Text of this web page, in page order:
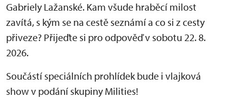
Gabriely Lažanské. Kam všude hraběcí milost
zavítá, s kým se na cestě seznámí a co si z cesty
přiveze? Přijeďte si pro odpověď v sobotu 22. 8.
2026.
Součástí speciálních prohlídek bude i vlajková
show v podání skupiny Milities!